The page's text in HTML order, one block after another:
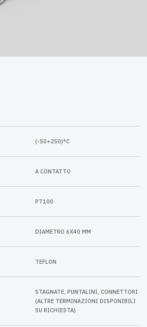
(-50+250)°C
A CONTATTO
PT100
DIAMETRO 6X40 MM
TEFLON
STAGNATE, PUNTALINI, CONNETTORI
(ALTRE TERMINAZIONI DISPONIBILI
SU RICHIESTA)